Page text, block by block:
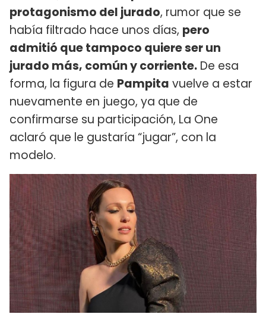
protagonismo del jurado, rumor que se
había filtrado hace unos días, pero
admitió que tampoco quiere ser un
jurado más, común y corriente. De esa
forma, la figura de Pampita vuelve a estar
nuevamente en juego, ya que de
confirmarse su participación, La One
aclaró que le gustaría “jugar”, con la
modelo.